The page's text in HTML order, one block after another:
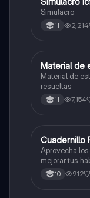
Simulacro
11 2,214
ICFES:
Material de
Material de
resueltas
11 7,154
ICFES: Inglés
Cuadernillo
Aprovecha
mejorar tus
Prueba Saber
10 912